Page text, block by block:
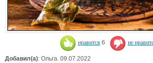
нравится 6 не
Добавил(а): Ольга. 09.07.2022